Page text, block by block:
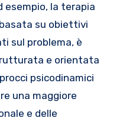
esempio, la terapia
su obiettivi
sul problema, è
e orientata
psicodinamici
una maggiore
e delle